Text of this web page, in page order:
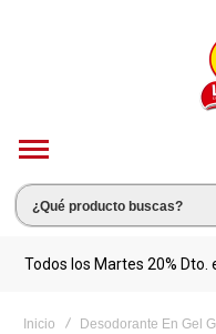
Todos los Martes 20% Dto.
Inicio
Desodorante En Gel